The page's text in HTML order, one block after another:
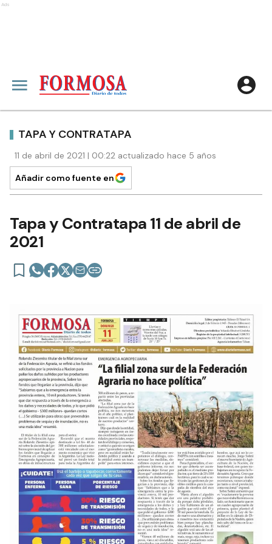
Ads
TAPA Y CONTRATAPA
11 de abril de 2021 | 00:22 actualizado hace 5 años
Añadir como fuente en
Tapa y Contratapa 11 de abril de
2021